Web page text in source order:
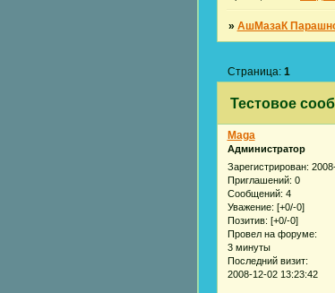
» АшМазаК
Тестовое
Страница: 1
Maga
Администратор
Зарегистрирован:
Приглашений: 0
Сообщений: 4
Уважение: [+0/-0]
Позитив: [+0/-0]
Провел на форуме:
3 минуты
Последний визит:
2008-12-02 13:23:42